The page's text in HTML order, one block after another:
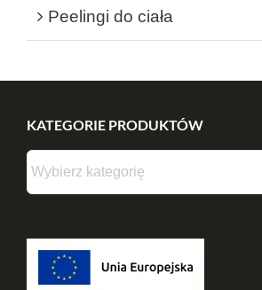
Peelingi do ciała
KATEGORIE PRODUKTÓW